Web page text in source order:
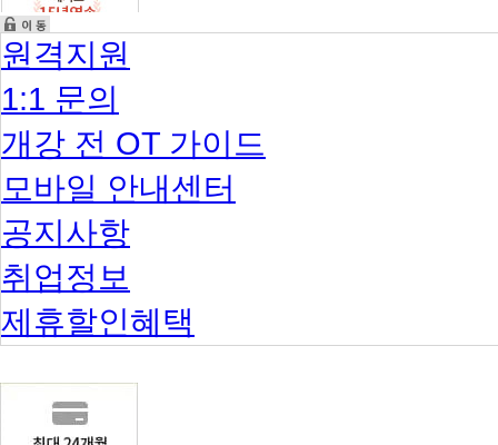
점
+
일
반
20
학
=
학
사
학
위
80
점
원격지원
1:1 문의
개강 전 OT 가이드
모바일 안내센터
공지사항
취업정보
제휴할인혜택